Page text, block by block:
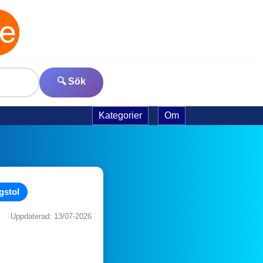
🔍 Sök
Kategorier Om
Uppdaterad: 13/07-2026